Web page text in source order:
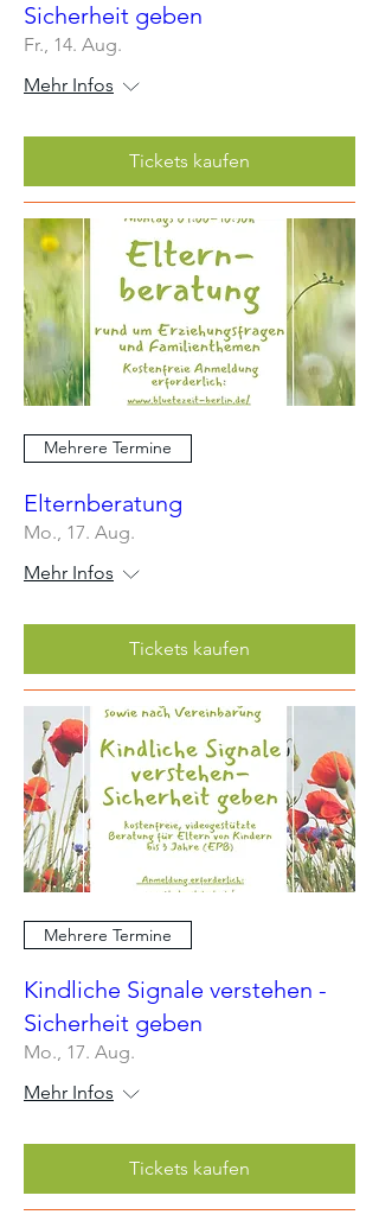
Sicherheit geben
Fr., 14. Aug.
Mehr Infos
Tickets kaufen
Mehrere Termine
Elternberatung
Mo., 17. Aug.
Mehr Infos
Tickets kaufen
Mehrere Termine
Kindliche Signale verstehen -
Sicherheit geben
Mo., 17. Aug.
Mehr Infos
Tickets kaufen